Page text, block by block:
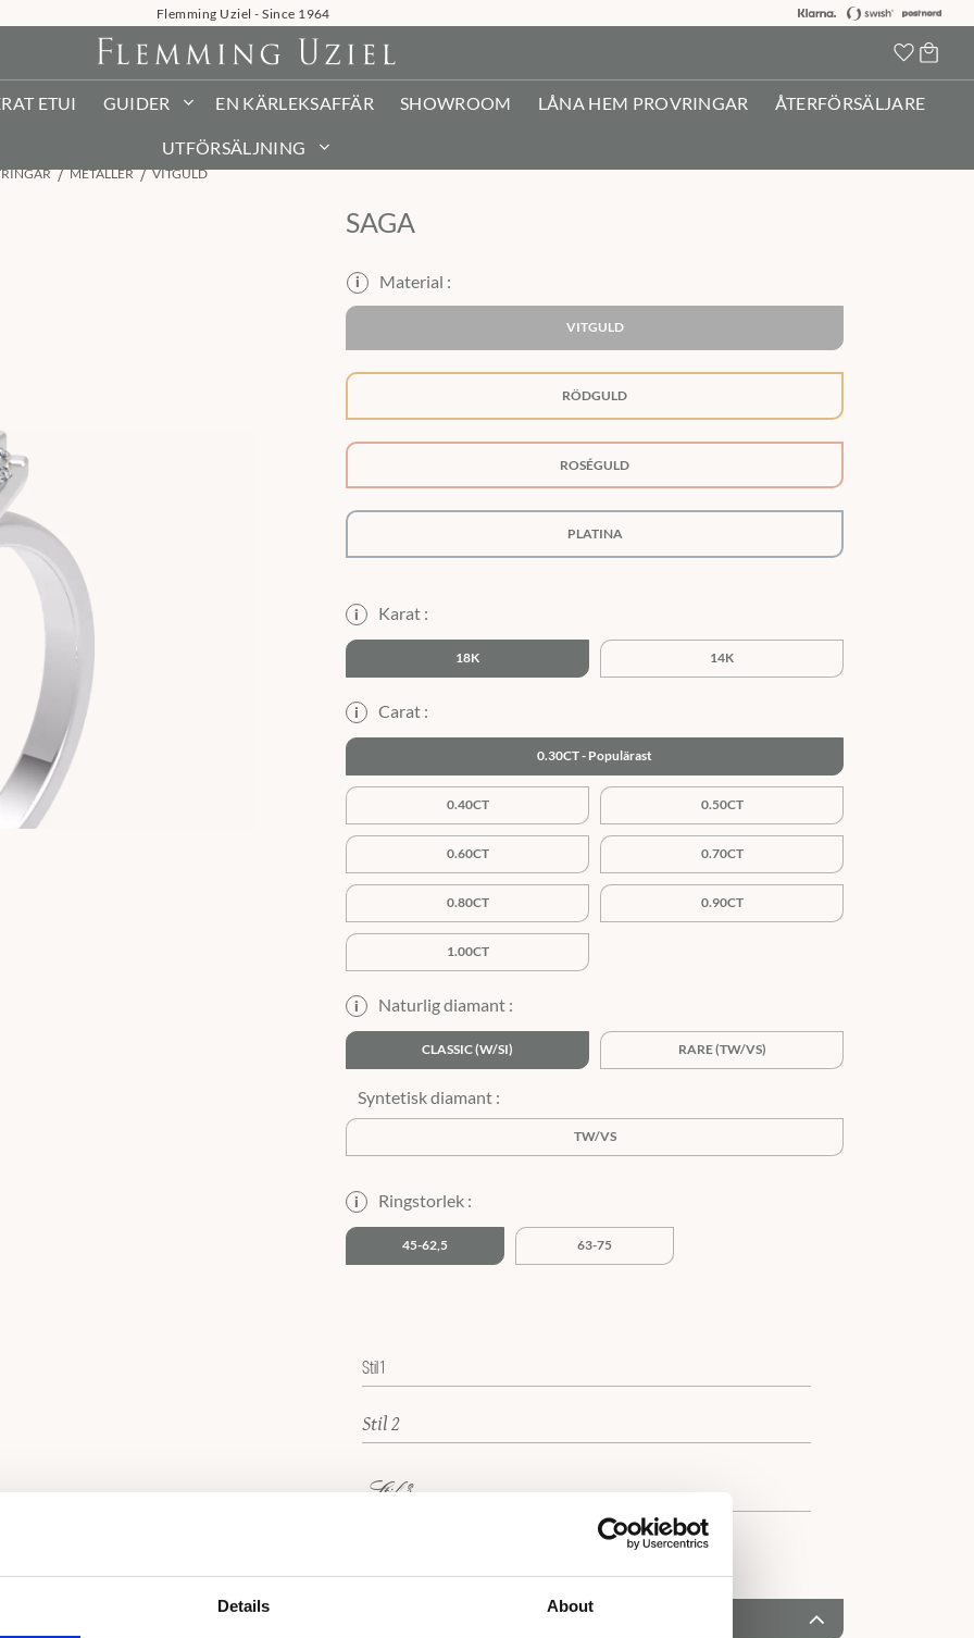
Details About
Flemming Uziel - Since 1964
ETUI GUIDER EN KÄRLEKSAFFÄR SHOWROOM LÅNA HEM PROVRINGAR ÅTERFÖRSÄLJARE
UTFÖRSÄLJNING
METALLER VITGULD
SAGA
VITGULD
i
RÖDGULD
ROSÉGULD
PLATINA
i Karat :
18K 14K
i Carat :
0.30CT
0.40CT 0.50CT
0.60CT 0.70CT
0.80CT 0.90CT
1.00CT
i Naturlig diamant :
CLASSIC (W/SI) RARE (TW/VS)
TW/VS
i Ringstorlek :
45-62,5 63-75